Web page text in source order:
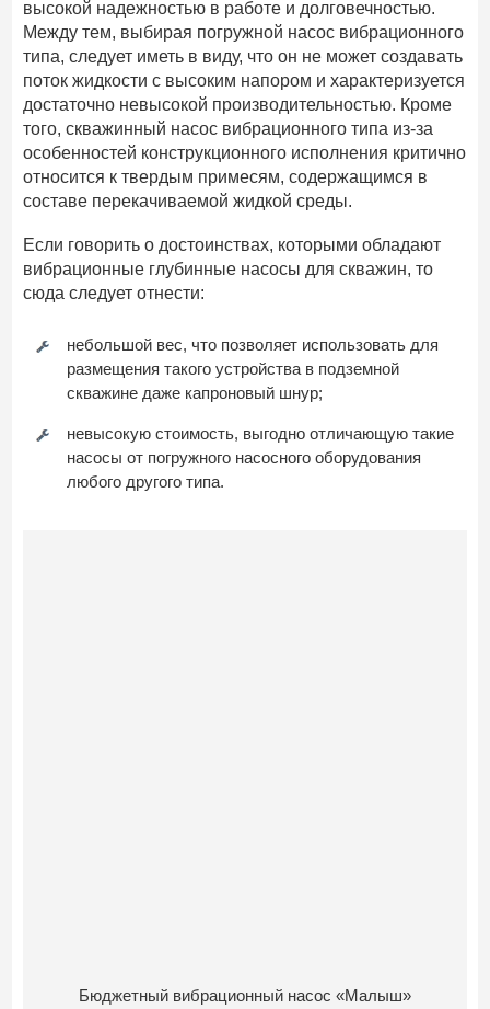
высокой надежностью в работе и долговечностью.
Между тем, выбирая погружной насос вибрационного
типа, следует иметь в виду, что он не может создавать
поток жидкости с высоким напором и характеризуется
достаточно невысокой производительностью. Кроме
того, скважинный насос вибрационного типа из-за
особенностей конструкционного исполнения критично
относится к твердым примесям, содержащимся в
составе перекачиваемой жидкой среды.
Если говорить о достоинствах, которыми обладают
вибрационные глубинные насосы для скважин, то
сюда следует отнести:
небольшой вес, что позволяет использовать для
размещения такого устройства в подземной
скважине даже капроновый шнур;
невысокую стоимость, выгодно отличающую такие
насосы от погружного насосного оборудования
любого другого типа.
Бюджетный вибрационный насос «Малыш»